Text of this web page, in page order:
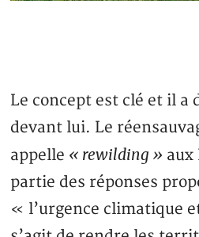
Le concept est clé et il a
devant lui. Le
appelle « rewilding »
partie des réponses
« l’urgence climatique